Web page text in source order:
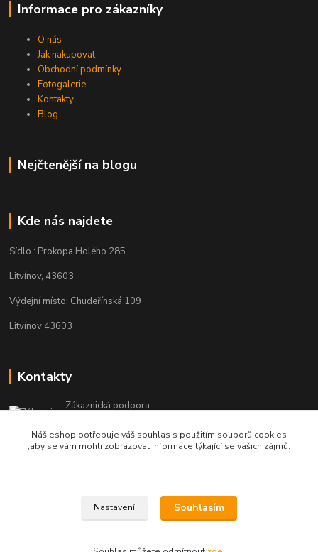
Informace pro zákazníky
O nás
Jak nakupovat
Obchodní podmínky
Fotogalerie
Kontakty
Blog
Nejčtenější na blogu
Kde nás najdete
Sídlo : Prokopa Holého 285
Litvínov, 43603
Výdejní místo: Chudeřínská 109
Litvínov 43603
Kontakty
Zákaznická podpora
(Po-Pá, 8-16 hod.)
Náš eshop potřebuje váš souhlas s použitím souborů cookies
,aby se vám mohli zobrazovat informace týkající se vašich zájmů.
Nastavení Souhlasím